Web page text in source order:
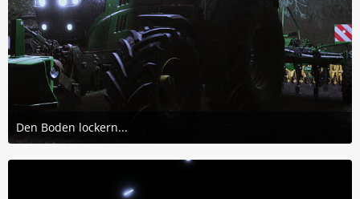
Den Boden lockern...
16. Juli 2026 um 18:08
1